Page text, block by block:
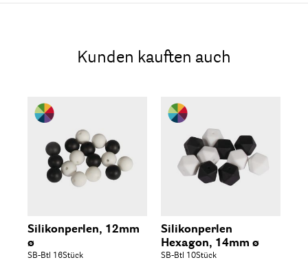
Kunden kauften auch
Silikonperlen, 12mm
ø
SB-Btl 16Stück
Silikonperlen
Hexagon, 14mm ø
SB-Btl 10Stück